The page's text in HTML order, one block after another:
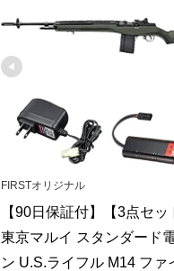
FIRSTオリジナル
【90日保証付】【3点セッ
東京マルイ スタンダード
ン U.S.ライフル M14 ファ